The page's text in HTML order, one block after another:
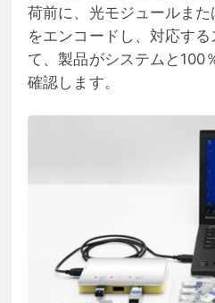
荷前に、光モジュールま
をエンコードし、対応す
て、製品がシステムと100
確認します。